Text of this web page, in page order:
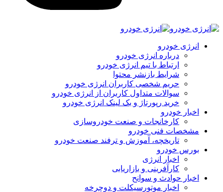
انرژی خودرو
درباره انرژی خودرو
ارتباط با تیم انرژی خودرو
شرایط بازنشر محتوا
حریم شخصی کاربران انرژی خودرو
سوالات متداول کاربران از انرژی خودرو
خرید رپورتاژ و بک لینک انرژی خودرو
اخبار خودرو
کارخانجات و صنعت خودروسازی
مشخصات فنی خودرو
تاریخچه، آموزش و ترفند صنعت خودرو
بورس خودرو
اخبار انرژی
کارآفرینی و بازاریابی
اخبار حوادث و سوانح
اخبار موتورسیکلت و دوچرخه